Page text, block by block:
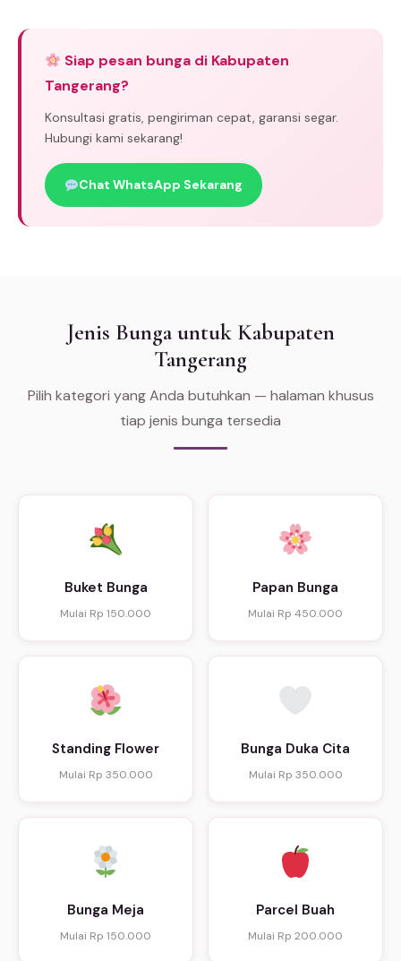
Siap pesan bunga di Kabupaten
Tangerang?
Konsultasi gratis, pengiriman cepat, garansi segar.
Hubungi kami sekarang!
Chat WhatsApp Sekarang
Jenis Bunga untuk Kabupaten
Tangerang
Pilih kategori yang Anda butuhkan — halaman khusus
tiap jenis bunga tersedia
Buket Bunga
Mulai Rp 150.000
Papan Bunga
Mulai Rp 450.000
Standing Flower
Mulai Rp 350.000
Bunga Duka Cita
Mulai Rp 350.000
Bunga Meja
Mulai Rp 150.000
Parcel Buah
Mulai Rp 200.000